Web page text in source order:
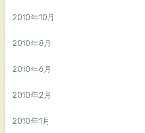
2010年10月
2010年8月
2010年6月
2010年2月
2010年1月